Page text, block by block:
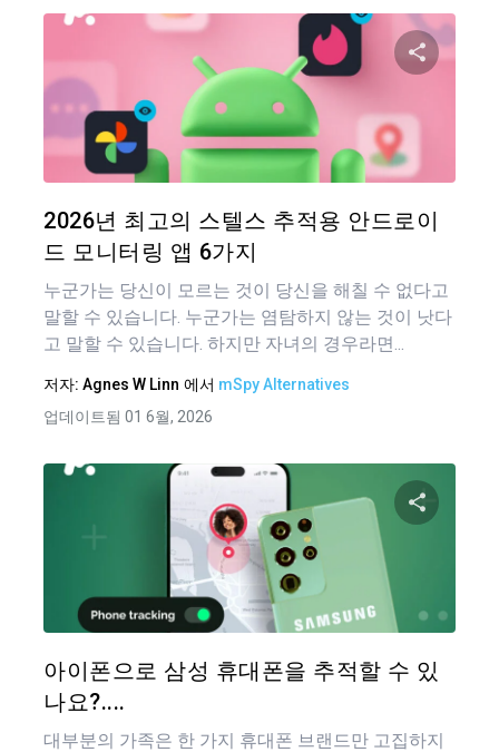
2026년 최고의 스텔스 추적용 안드로이
드 모니터링 앱 6가지
누군가는 당신이 모르는 것이 당신을 해칠 수 없다고
말할 수 있습니다. 누군가는 염탐하지 않는 것이 낫다
고 말할 수 있습니다. 하지만 자녀의 경우라면...
저자: Agnes W Linn 에서 mSpy Alternatives
업데이트됨 01 6월, 2026
아이폰으로 삼성 휴대폰을 추적할 수 있
나요?....
대부분의 가족은 한 가지 휴대폰 브랜드만 고집하지